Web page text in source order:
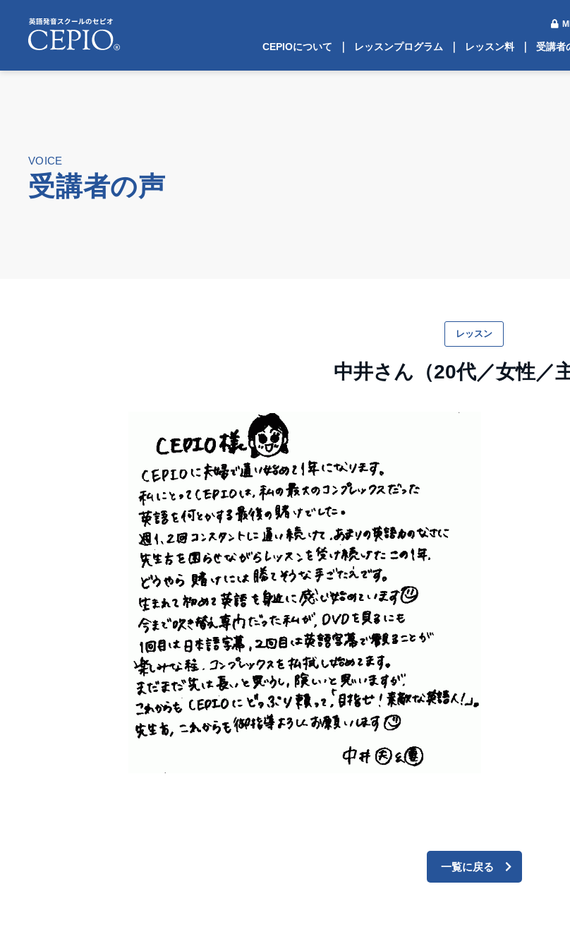
CEPIOについて レッスンプログラム レッスン料 受講者
VOICE
受講者の声
レッスン
中井さん（20代／女性／主
一覧に戻る